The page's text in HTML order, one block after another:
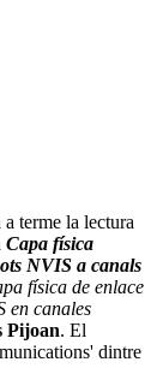
a terme la lectura
Capa física
NVIS a canals
física de enlace
en canales
Pijoan. El
dintre